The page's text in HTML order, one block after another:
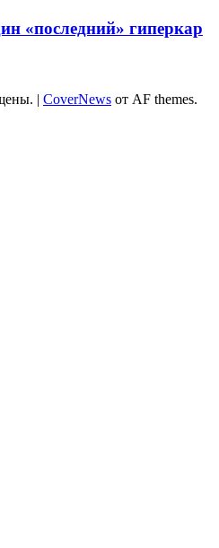
«последний» гиперкар
| CoverNews от AF themes.